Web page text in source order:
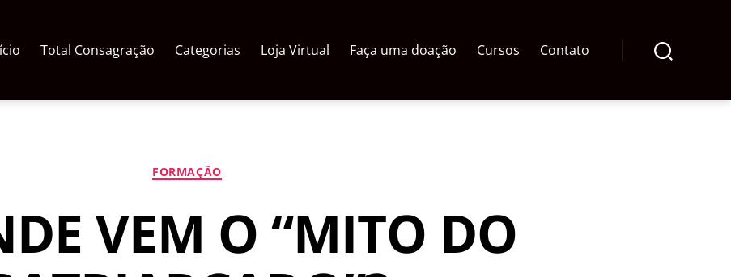
Total Consagração Categorias Loja Virtual Faça uma doação Cursos Contato
Categorias
FORMAÇÃO
VEM O “MITO DO